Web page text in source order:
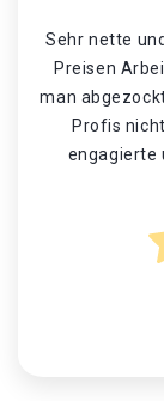
Sehr nette
Preisen
man
Profis
engagierte